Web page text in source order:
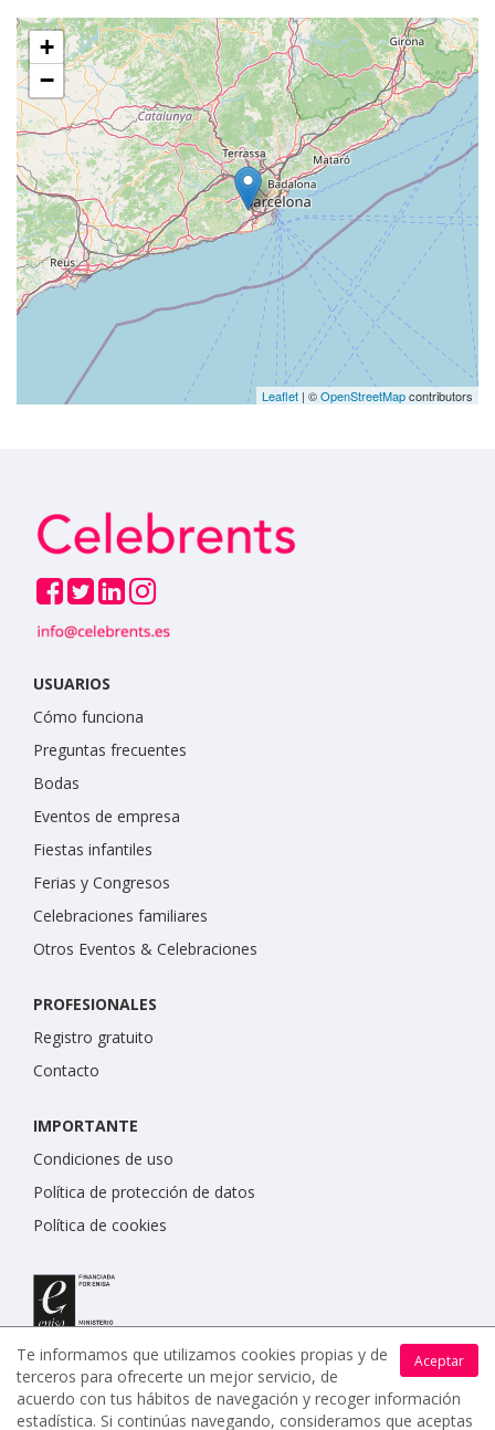
+
−
Leaflet | ©OpenStreetMapcontributors
USUARIOS
Cómo funciona
Preguntas frecuentes
Bodas
Eventos de empresa
Fiestas infantiles
Ferias y Congresos
Celebraciones familiares
Otros Eventos & Celebraciones
PROFESIONALES
Registro gratuito
Contacto
IMPORTANTE
Condiciones de uso
Política de protección de datos
Política de cookies
Aceptar
Te informamos que utilizamos cookies propias y de
terceros para ofrecerte un mejor servicio, de
acuerdo con tus hábitos de navegación y recoger información
estadística. Si continúas navegando, consideramos que aceptas